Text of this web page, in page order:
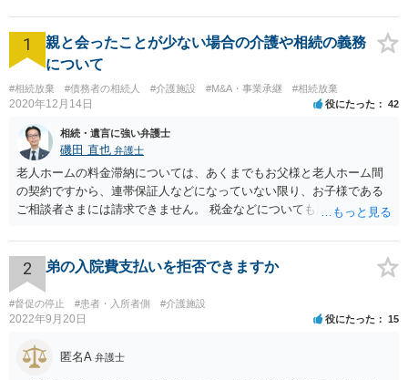
1
親と会ったことが少ない場合の介護や相続の義務
について
#相続放棄 #債務者の相続人 #介護施設 #M&A・事業承継 #相続放棄
2020年12月14日 役にたった 42
相続・遺言に強い弁護士
磯田 直也 弁護士
老人ホームの料金滞納については、あくまでもお父様と老人ホーム間
の契約ですから、連帯保証人などになっていない限り、お子様である
ご相談者さまには請求できません。 税金などについても滞納している
護受給の際に扶養できないかという連絡が役所から来ますが、できな
い旨回答すればそれまでです。 相続が開始した場合については先述の
通りです。 民法上の扶養義務はご相談者さまがお考えのほど強いもの
ではありません。 あくまでも、余力の範囲で認められるものです。 親
の介護は子供がみるという民法の条文はありません。 また、親に対す
まれてすぐ両親が離婚し、その後会っていなかったという事情も、扶
2 弟の入院費支払いを拒否できますか
#督促の停止 #患者・入所者側 #介護施設
2022年9月20日 役にたった 15
匿名A 弁護士